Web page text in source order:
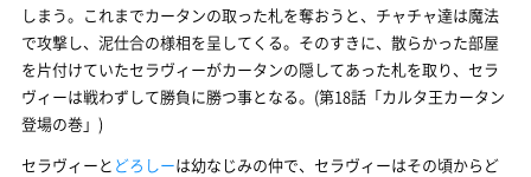
しまう。これまでカータンの取った札を奪おうと、チャチャ達は魔法
で攻撃し、泥仕合の様相を呈してくる。そのすきに、散らかった部屋
を片付けていたセラヴィーがカータンの隠してあった札を取り、セラ
ヴィーは戦わずして勝負に勝つ事となる。(第18話「カルタ王カータン
登場の巻」)
セラヴィーと どろしーは幼なじみの仲で、セラヴィーはその頃からど